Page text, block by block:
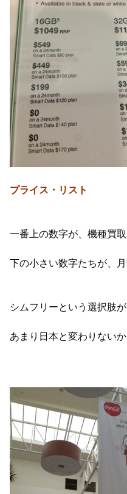
プライス・リスト
一番上の数字が、機種買
下の小さい数字たちが、
シムフリーという選択肢が
あまり日本と変わりないか